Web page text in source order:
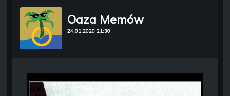
Oaza Memów
24.01.2020 21:30